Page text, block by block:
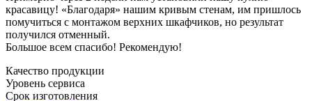
красавицу! «Благодаря» нашим кривым стенам, им пришлось
помучиться с монтажом верхних шкафчиков, но результат
получился отменный.
Большое всем спасибо! Рекомендую!
Качество продукции
Уровень сервиса
Срок изготовления